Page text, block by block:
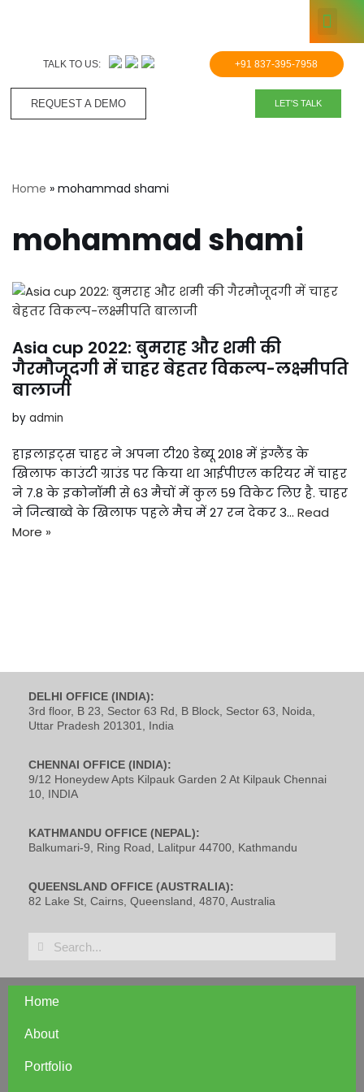
TALK TO US: +91 837-395-7958
REQUEST A DEMO​ LET'S TALK
Home » mohammad shami
mohammad shami
Asia cup 2022: बुमराह और शमी की
गैरमौजूदगी में चाहर बेहतर विकल्प-लक्ष्मीपति
बालाजी
by admin
हाइलाइट्स चाहर ने अपना टी20 डेब्यू 2018 में इंग्लैंड के
खिलाफ काउंटी ग्राउंड पर किया था आईपीएल करियर में चाहर
ने 7.8 के इकोनॉमी से 63 मैचों में कुल 59 विकेट लिए है. चाहर
ने जिम्बाब्वे के खिलाफ पहले मैच में 27 रन देकर 3… Read
More »
DELHI OFFICE (INDIA):
3rd floor, B 23, Sector 63 Rd, B Block, Sector 63, Noida,
Uttar Pradesh 201301, India
CHENNAI OFFICE (INDIA):
9/12 Honeydew Apts Kilpauk Garden 2 At Kilpauk Chennai
10, INDIA
KATHMANDU OFFICE (NEPAL):
Balkumari-9, Ring Road, Lalitpur 44700, Kathmandu
QUEENSLAND OFFICE (AUSTRALIA):
82 Lake St, Cairns, Queensland, 4870, Australia
Home
About
Portfolio